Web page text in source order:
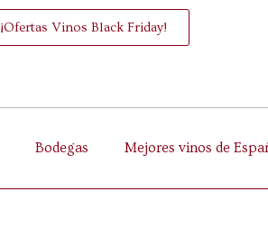
¡Ofertas Vinos Black Friday!
Bodegas Mejores vinos de